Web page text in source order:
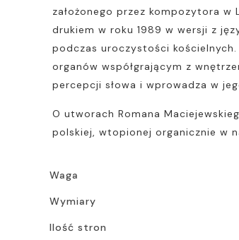
założonego przez kompozytora w
drukiem w roku 1989 w wersji z
podczas uroczystości
organów współgrającym z
percepcji słowa i wprowadza w
O utworach Romana
polskiej, wtopionej organicznie w
Waga
Wymiary
Ilość stron